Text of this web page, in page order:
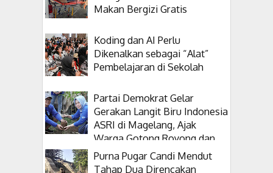
Makan Bergizi Gratis
Koding dan AI Perlu
Dikenalkan sebagai “Alat”
Pembelajaran di Sekolah
Partai Demokrat Gelar
Gerakan Langit Biru Indonesia
ASRI di Magelang, Ajak
Warga Gotong Royong dan
Tanam Pohon
Purna Pugar Candi Mendut
Tahap Dua Direncakan